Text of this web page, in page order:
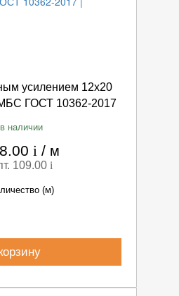
усилением 12х20
ГОСТ 10362-2017
в наличии
i / м
109.00 i
(м)